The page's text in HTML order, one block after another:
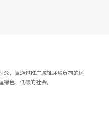
念，更通过推广减轻环境负荷的环
色、低碳的社会。